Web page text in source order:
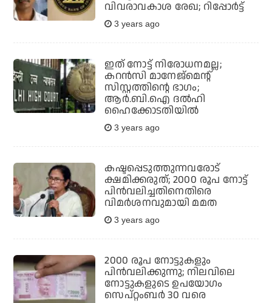
വിവരാവകാശ രേഖ; റിപ്പോര്‍ട്ട്
3 years ago
ഇത് നോട്ട് നിരോധനമല്ല;
കറന്‍സി മാനേജ്‌മെന്റ്
സിസ്റ്റത്തിന്റെ ഭാഗം;
ആര്‍.ബി.ഐ ദല്‍ഹി
ഹൈക്കോടതിയില്‍
3 years ago
കഷ്ടപ്പെടുത്തുന്നവരോട്
ക്ഷമിക്കരുത്; 2000 രൂപ നോട്ട്
പിന്‍വലിച്ചതിനെതിരെ
വിമര്‍ശനവുമായി മമത
3 years ago
2000 രൂപ നോട്ടുകളും
പിന്‍വലിക്കുന്നു; നിലവിലെ
നോട്ടുകളുടെ ഉപയോഗം
സെപ്റ്റംബര്‍ 30 വരെ